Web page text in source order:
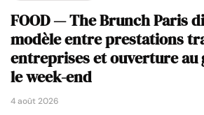
FOOD — The Brunch Paris
modèle entre prestations
entreprises et ouverture
le week-end
4 août 2026